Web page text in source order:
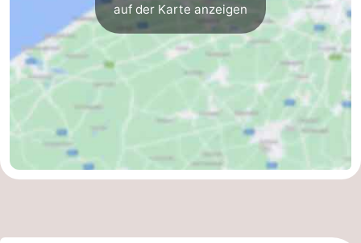
Zeebrugge
Blankenberge
-
Wenduine
Haan
Bredene
-
Middelkerke
-
auf der Karte anzeigen